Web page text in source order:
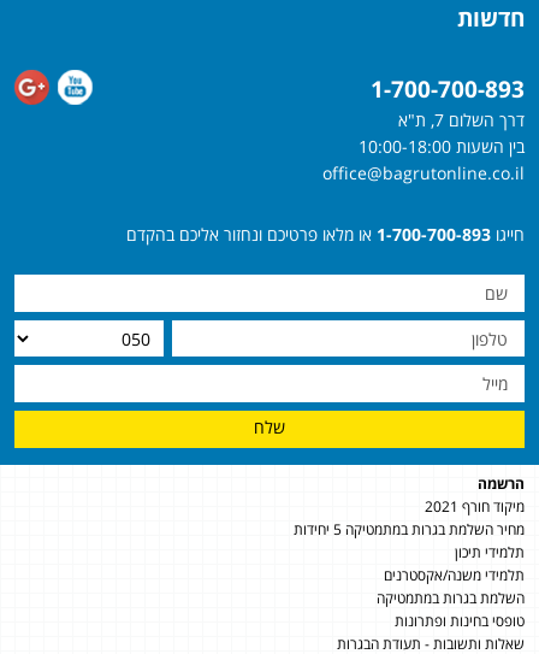
חדשות
1-700-700-893
דרך השלום 7, ת"א
בין השעות 10:00-18:00
office@bagrutonline.co.il
חייגו 1-700-700-893 או מלאו פרטיכם ונחזור אליכם בהקדם
שלח
הרשמה
מיקוד חורף 2021
מחיר השלמת בגרות במתמטיקה 5 יחידות
תלמידי תיכון
תלמידי משנה/אקסטרנים
השלמת בגרות במתמטיקה
טופסי בחינות ופתרונות
שאלות ותשובות - תעודת הבגרות